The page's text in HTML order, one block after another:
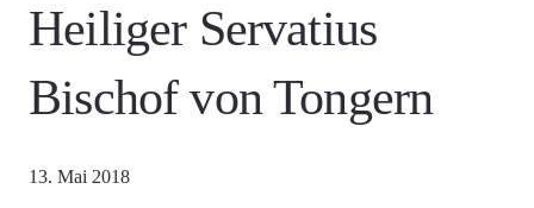
Heiliger Servatius
Bischof von Tongern
13. Mai 2018